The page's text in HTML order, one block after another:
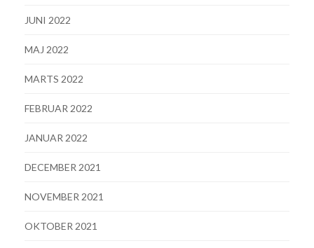
JUNI 2022
MAJ 2022
MARTS 2022
FEBRUAR 2022
JANUAR 2022
DECEMBER 2021
NOVEMBER 2021
OKTOBER 2021